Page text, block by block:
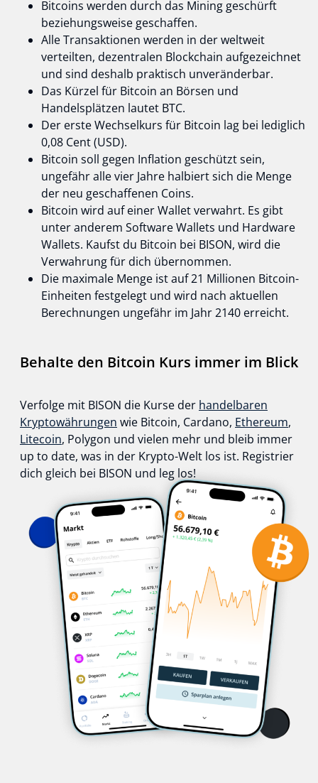
Bitcoins werden durch das Mining geschürft
beziehungsweise geschaffen.
Alle Transaktionen werden in der weltweit
verteilten, dezentralen Blockchain aufgezeichnet
und sind deshalb praktisch unveränderbar.
Das Kürzel für Bitcoin an Börsen und
Handelsplätzen lautet BTC.
Der erste Wechselkurs für Bitcoin lag bei lediglich
0,08 Cent (USD).
Bitcoin soll gegen Inflation geschützt sein,
ungefähr alle vier Jahre halbiert sich die Menge
der neu geschaffenen Coins.
Bitcoin wird auf einer Wallet verwahrt. Es gibt
unter anderem Software Wallets und Hardware
Wallets. Kaufst du Bitcoin bei BISON, wird die
Verwahrung für dich übernommen.
Die maximale Menge ist auf 21 Millionen Bitcoin-
Einheiten festgelegt und wird nach aktuellen
Berechnungen ungefähr im Jahr 2140 erreicht.
Behalte den Bitcoin Kurs immer im Blick
Verfolge mit BISON die Kurse der handelbaren
Kryptowährungen wie Bitcoin, Cardano, Ethereum,
Litecoin, Polygon und vielen mehr und bleib immer
up to date, was in der Krypto-Welt los ist. Registrier
dich gleich bei BISON und leg los!